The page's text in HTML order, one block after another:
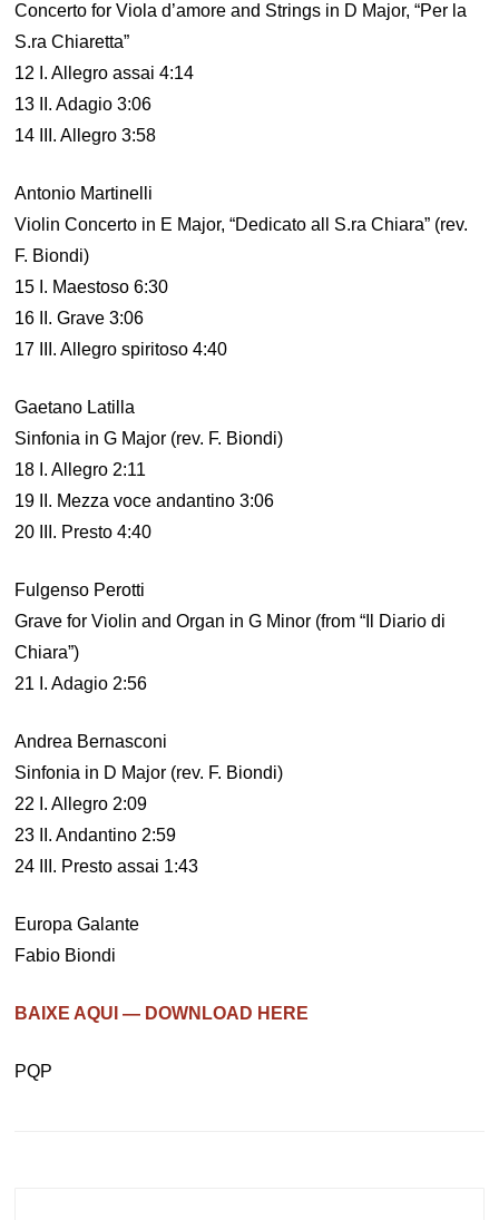
Concerto for Viola d’amore and Strings in D Major, “Per la
S.ra Chiaretta”
12 I. Allegro assai 4:14
13 II. Adagio 3:06
14 III. Allegro 3:58
Antonio Martinelli
Violin Concerto in E Major, “Dedicato all S.ra Chiara” (rev.
F. Biondi)
15 I. Maestoso 6:30
16 II. Grave 3:06
17 III. Allegro spiritoso 4:40
Gaetano Latilla
Sinfonia in G Major (rev. F. Biondi)
18 I. Allegro 2:11
19 II. Mezza voce andantino 3:06
20 III. Presto 4:40
Fulgenso Perotti
Grave for Violin and Organ in G Minor (from “Il Diario di
Chiara”)
21 I. Adagio 2:56
Andrea Bernasconi
Sinfonia in D Major (rev. F. Biondi)
22 I. Allegro 2:09
23 II. Andantino 2:59
24 III. Presto assai 1:43
Europa Galante
Fabio Biondi
BAIXE AQUI — DOWNLOAD HERE
PQP